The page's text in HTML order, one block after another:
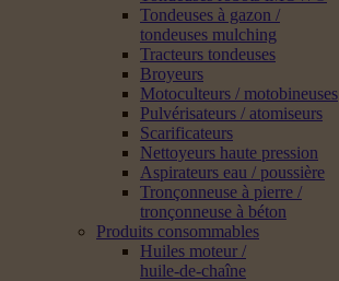
Tondeuses à gazon /
tondeuses mulching
Tracteurs tondeuses
Broyeurs
Motoculteurs / motobineuses
Pulvérisateurs / atomiseurs
Scarificateurs
Nettoyeurs haute pression
Aspirateurs eau / poussière
Tronçonneuse à pierre /
tronçonneuse à béton
Produits consommables
Huiles moteur /
huile-de-chaîne